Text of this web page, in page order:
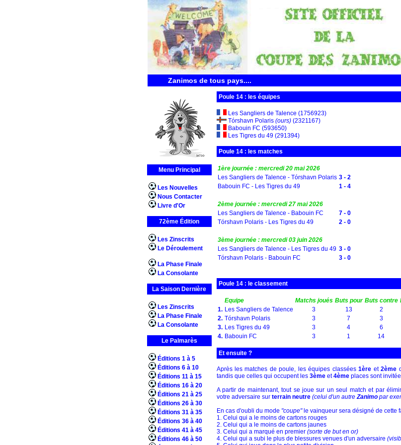
Zanimos de tous pays....
Menu Principal
Les Nouvelles
Nous Contacter
Livre d'Or
72ème Édition
Les Zinscrits
Le Déroulement
La Phase Finale
La Consolante
La Saison Dernière
Les Zinscrits
La Phase Finale
La Consolante
Le Palmarès
Éditions 1 à 5
Éditions 6 à 10
Éditions 11 à 15
Éditions 16 à 20
Éditions 21 à 25
Éditions 26 à 30
Éditions 31 à 35
Éditions 36 à 40
Éditions 41 à 45
Éditions 46 à 50
Poule 14 : les équipes
Les Sangliers de Talence (1756923)
Tórshavn Polaris (ours)(2321167)
Babouin FC (593650)
Les Tigres du 49 (291394)
Poule 14 : les matches
1ère journée : mercredi 20 mai 2026
Les Sangliers de Talence - Tórshavn Polaris 3 - 2
Babouin FC - Les Tigres du 49
1 - 4
2ème journée : mercredi 27 mai 2026
Les Sangliers de Talence - Babouin FC
7 - 0
Tórshavn Polaris - Les Tigres du 49
2 - 0
3ème journée : mercredi 03 juin 2026
Les Sangliers de Talence - Les Tigres du 49 3 - 0
Tórshavn Polaris - Babouin FC
3 - 0
Poule 14 : le classement
Equipe Matchs joués Buts pour Buts contre
1. Les Sangliers de Talence 3 13 2
2. Tórshavn Polaris 3 7 3
3. Les Tigres du 49 3 4 6
4. Babouin FC 3 1 14
Et ensuite ?
Après les matches de poule, les équipes classées1ère et2ème
tandis que celles qui occupent les 3èmeet4èmeplaces sont
A partir de maintenant, tout se joue sur un seul match et par
votre adversaire sur terrain neutre (celui d'un autreZanimopar
En cas d'oubli du mode "coupe"le vainqueur sera désigné de cette
1. Celui qui a le moins de cartons rouges
2. Celui qui a le moins de cartons jaunes
3. Celui qui a marqué en premier (sorte de but en or)
4. Celui qui a subi le plus de blessures venues d'un adversaire